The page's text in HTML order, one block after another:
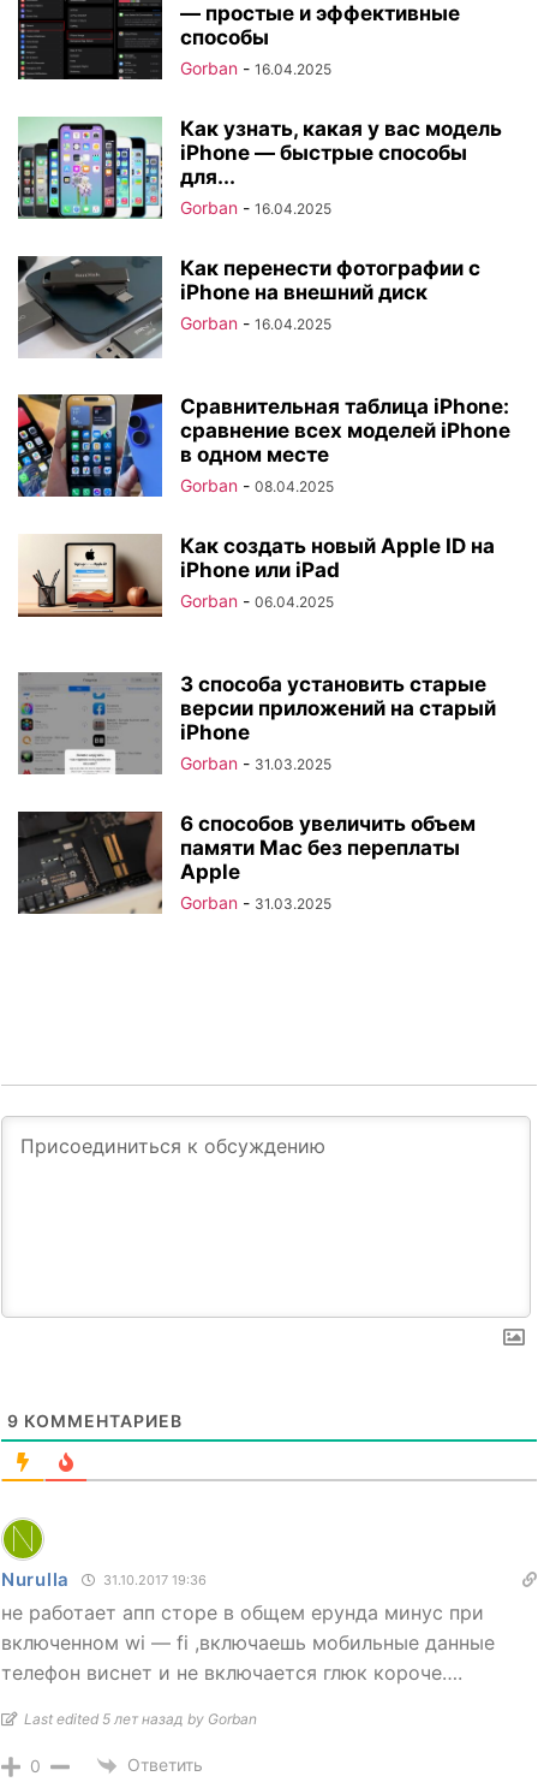
— простые и эффективные
способы
Gorban - 16.04.2025
Как узнать, какая у вас модель
iPhone — быстрые способы
для...
Gorban - 16.04.2025
Как перенести фотографии с
iPhone на внешний диск
Gorban - 16.04.2025
Сравнительная таблица iPhone:
сравнение всех моделей iPhone
в одном месте
Gorban - 08.04.2025
Как создать новый Apple ID на
iPhone или iPad
Gorban - 06.04.2025
3 способа установить старые
версии приложений на старый
iPhone
Gorban - 31.03.2025
6 способов увеличить объем
памяти Mac без переплаты
Apple
Gorban - 31.03.2025
9 КОММЕНТАРИЕВ
Nurulla 31.10.2017 19:36
не работает апп сторе в общем ерунда минус при
включенном wi — fi ,включаешь мобильные данные
телефон виснет и не включается глюк короче….
Last edited 5 лет назад by Gorban
0 Ответить